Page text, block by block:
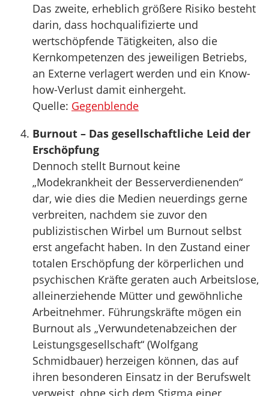
Das zweite, erheblich größere Risiko besteht
darin, dass hochqualifizierte und
wertschöpfende Tätigkeiten, also die
Kernkompetenzen des jeweiligen Betriebs,
an Externe verlagert werden und ein Know-
how-Verlust damit einhergeht.
Quelle: Gegenblende
Burnout – Das gesellschaftliche Leid der
Erschöpfung
Dennoch stellt Burnout keine
„Modekrankheit der Besserverdienenden“
dar, wie dies die Medien neuerdings gerne
verbreiten, nachdem sie zuvor den
publizistischen Wirbel um Burnout selbst
erst angefacht haben. In den Zustand einer
totalen Erschöpfung der körperlichen und
psychischen Kräfte geraten auch Arbeitslose,
alleinerziehende Mütter und gewöhnliche
Arbeitnehmer. Führungskräfte mögen ein
Burnout als „Verwundetenabzeichen der
Leistungsgesellschaft“ (Wolfgang
Schmidbauer) herzeigen können, das auf
ihren besonderen Einsatz in der Berufswelt
verweist, ohne sich dem Stigma einer